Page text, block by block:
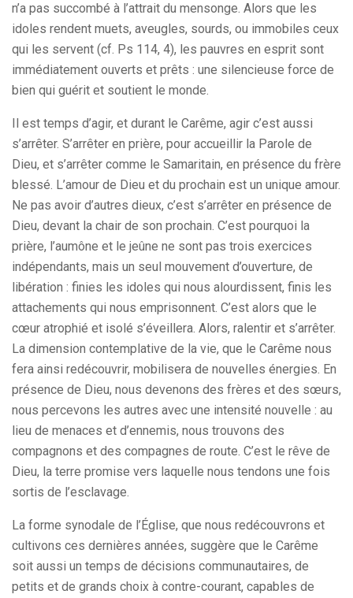
n’a pas succombé à l’attrait du mensonge. Alors que les
idoles rendent muets, aveugles, sourds, ou immobiles ceux
qui les servent (cf. Ps 114, 4), les pauvres en esprit sont
immédiatement ouverts et prêts : une silencieuse force de
bien qui guérit et soutient le monde.
Il est temps d’agir, et durant le Carême, agir c’est aussi
s’arrêter. S’arrêter en prière, pour accueillir la Parole de
Dieu, et s’arrêter comme le Samaritain, en présence du frère
blessé. L’amour de Dieu et du prochain est un unique amour.
Ne pas avoir d’autres dieux, c’est s’arrêter en présence de
Dieu, devant la chair de son prochain. C’est pourquoi la
prière, l’aumône et le jeûne ne sont pas trois exercices
indépendants, mais un seul mouvement d’ouverture, de
libération : finies les idoles qui nous alourdissent, finis les
attachements qui nous emprisonnent. C’est alors que le
cœur atrophié et isolé s’éveillera. Alors, ralentir et s’arrêter.
La dimension contemplative de la vie, que le Carême nous
fera ainsi redécouvrir, mobilisera de nouvelles énergies. En
présence de Dieu, nous devenons des frères et des sœurs,
nous percevons les autres avec une intensité nouvelle : au
lieu de menaces et d’ennemis, nous trouvons des
compagnons et des compagnes de route. C’est le rêve de
Dieu, la terre promise vers laquelle nous tendons une fois
sortis de l’esclavage.
La forme synodale de l’Église, que nous redécouvrons et
cultivons ces dernières années, suggère que le Carême
soit aussi un temps de décisions communautaires, de
petits et de grands choix à contre-courant, capables de